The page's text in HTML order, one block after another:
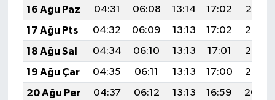
16 Ağu Paz
04:31 06:08 13:14 17:02
20:10
17 Ağu Pts
04:32 06:09 13:13 17:02
20:08
18 Ağu Sal
04:34 06:10 13:13 17:01
20:07
19 Ağu Çar
04:35 06:11 13:13 17:00
20:05
20 Ağu Per
04:37 06:12 13:13 16:59
20:04